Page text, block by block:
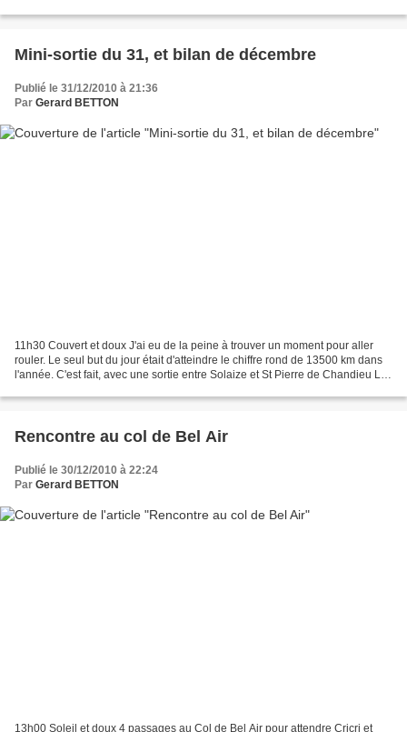
Mini-sortie du 31, et bilan de décembre
Publié le 31/12/2010 à 21:36
Par Gerard BETTON
11h30 Couvert et doux J'ai eu de la peine à trouver un moment pour aller
rouler. Le seul but du jour était d'atteindre le chiffre rond de 13500 km dans
l'année. C'est fait, avec une sortie entre Solaize et St Pierre de Chandieu Le
Rencontre au col de Bel Air
Publié le 30/12/2010 à 22:24
Par Gerard BETTON
13h00 Soleil et doux 4 passages au Col de Bel Air pour attendre Cricri et